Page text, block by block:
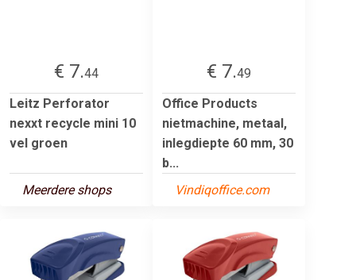
€ 7.44
Leitz Perforator
nexxt recycle mini 10
vel groen
Meerdere shops
€ 7.49
Office Products
nietmachine, metaal,
inlegdiepte 60 mm, 30
b...
Vindiqoffice.com